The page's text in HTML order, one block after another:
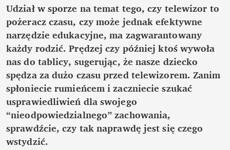
Udział w sporze na temat tego, czy telewizor to
pożeracz czasu, czy może jednak efektywne
narzędzie edukacyjne, ma zagwarantowany
każdy rodzić. Prędzej czy później ktoś wywoła
nas do tablicy, sugerując, że nasze dziecko
spędza za dużo czasu przed telewizorem. Zanim
spłoniecie rumieńcem i zaczniecie szukać
usprawiedliwień dla swojego
“nieodpowiedzialnego” zachowania,
sprawdźcie, czy tak naprawdę jest się czego
wstydzić.